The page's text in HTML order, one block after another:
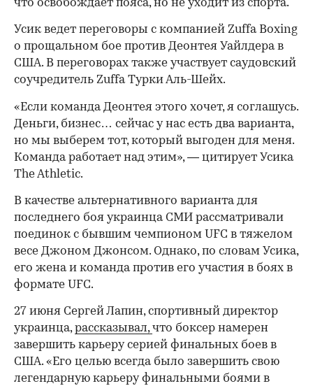
что освобождает пояса, но не уходит из спорта.
Усик ведет переговоры с компанией Zuffa Boxing
о прощальном бое против Деонтея Уайлдера в
США. В переговорах также участвует саудовский
соучредитель Zuffa Турки Аль-Шейх.
«Если команда Деонтея этого хочет, я соглашусь.
Деньги, бизнес… сейчас у нас есть два варианта,
но мы выберем тот, который выгоден для меня.
Команда работает над этим», — цитирует Усика
The Athletic.
В качестве альтернативного варианта для
последнего боя украинца СМИ рассматривали
поединок с бывшим чемпионом UFC в тяжелом
весе Джоном Джонсом. Однако, по словам Усика,
его жена и команда против его участия в боях в
формате UFC.
27 июня Сергей Лапин, спортивный директор
украинца,рассказывал,что боксер намерен
завершить карьеру серией финальных боев в
США. «Его целью всегда было завершить свою
легендарную карьеру финальными боями в